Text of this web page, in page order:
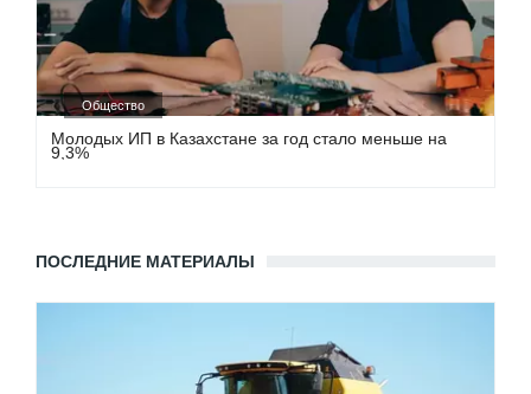
Общество
Молодых ИП в Казахстане за год стало меньше на
9,3%
ПОСЛЕДНИЕ МАТЕРИАЛЫ